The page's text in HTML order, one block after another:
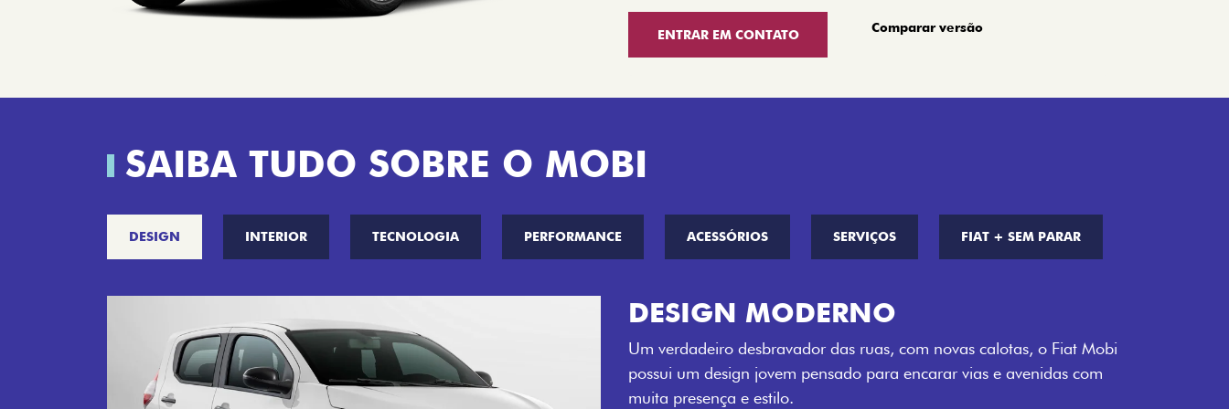
ENTRAR EM CONTATO Comparar versão
SAIBA TUDO SOBRE O MOBI
DESIGN INTERIOR TECNOLOGIA PERFORMANCE ACESSÓRIOS SERVIÇOS FIAT + SEM PARAR
CINCO OPÇÕES DE CORES
O Fiat Mobi tem sempre uma opção de cor que é a sua cara. Escolha
entre o Preto Vulcano, Vermelho Montecarlo, Branco Banchisa, Prata
Bari e Cinza Silverstone.